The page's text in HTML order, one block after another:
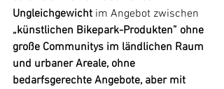
Ungleichgewicht im Angebot zwischen
„künstlichen Bikepark-Produkten” ohne
große Communitys im ländlichen Raum
und urbaner Areale, ohne
bedarfsgerechte Angebote, aber mit